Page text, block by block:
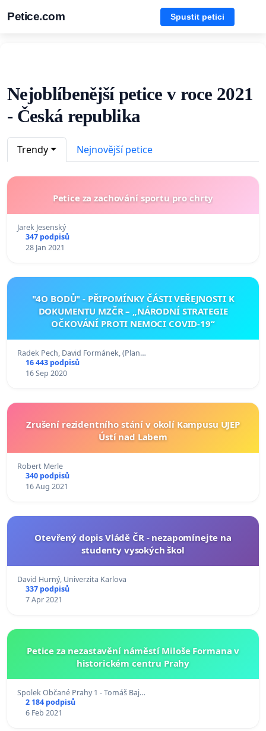
Petice.com Spustit petici
Nejoblíbenější petice v roce 2021
- Česká republika
Trendy Nejnovější petice
Petice za zachování sportu pro chrty
Jarek Jesenský
347 podpisů
28 Jan 2021
"4O BODŮ" - PŘIPOMÍNKY ČÁSTI VEŘEJNOSTI K
DOKUMENTU MZČR – „NÁRODNÍ STRATEGIE
OČKOVÁNÍ PROTI NEMOCI COVID-19“
Radek Pech, David Formánek, (Plan…
16 443 podpisů
16 Sep 2020
Zrušení rezidentního stání v okolí Kampusu UJEP
Ústí nad Labem
Robert Merle
340 podpisů
16 Aug 2021
Otevřený dopis Vládě ČR - nezapomínejte na
studenty vysokých škol
David Hurný, Univerzita Karlova
337 podpisů
7 Apr 2021
Petice za nezastavění náměstí Miloše Formana v
historickém centru Prahy
Spolek Občané Prahy 1 - Tomáš Baj…
2 184 podpisů
6 Feb 2021